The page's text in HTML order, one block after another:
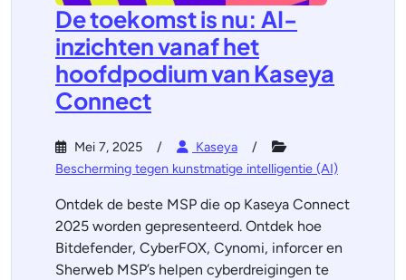
De toekomst is nu: AI-
inzichten vanaf het
hoofdpodium van Kaseya
Connect
Mei 7, 2025
Kaseya
Bescherming tegen kunstmatige intelligentie (AI)
Ontdek de beste MSP die op Kaseya Connect
2025 worden gepresenteerd. Ontdek hoe
Bitdefender, CyberFOX, Cynomi, inforcer en
Sherweb MSP’s helpen cyberdreigingen te